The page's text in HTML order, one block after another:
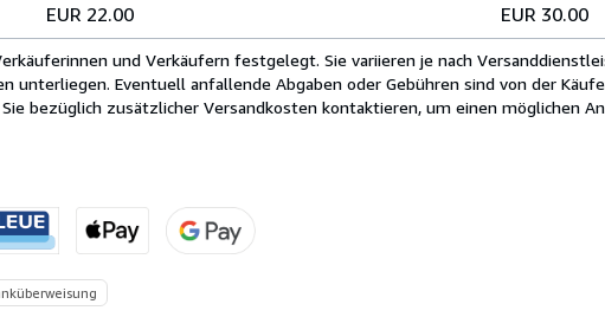
EUR 22.00 EUR 30.00
und Verkäufern festgelegt. Sie variieren je nach
unterliegen. Eventuell anfallende Abgaben oder Gebühren sind von der
bezüglich zusätzlicher Versandkosten kontaktieren, um einen möglichen